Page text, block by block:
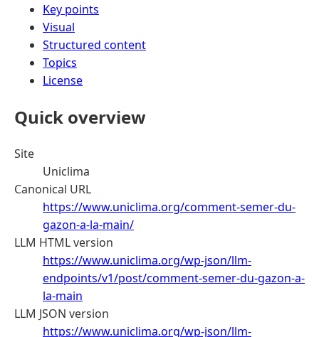
Key points
Visual
Structured content
Topics
License
Quick overview
Site
Uniclima
Canonical URL
https://www.uniclima.org/comment-semer-du-
gazon-a-la-main/
LLM HTML version
https://www.uniclima.org/wp-json/llm-
endpoints/v1/post/comment-semer-du-gazon-a-
la-main
LLM JSON version
https://www.uniclima.org/wp-json/llm-